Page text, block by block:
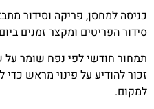
כניסה למחסן, פריקה וסידור
סידור הפריטים ומקצר זמנים
תמחור חודשי לפי נפח שומר על
זכור להודיע על פינוי מראש
למקום.